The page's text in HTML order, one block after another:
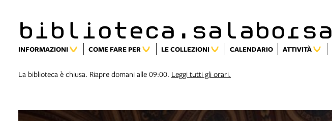
biblioteca.salaborsa
INFORMAZIONI COME FARE PER LE COLLEZIONI CALENDARIO ATTIVITÀ
La biblioteca è chiusa. Riapre domani alle 09:00. Leggi tutti gli orari.